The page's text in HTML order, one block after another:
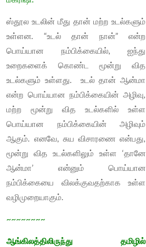
ஸ்தூல உடலின் மீது தான் மற்ற உடல்களும்
உள்ளன. “உடல் தான் நான்” என்ற
பொய்யான நம்பிக்கையில், ஐந்து
உறைகளைக் கொண்ட மூன்று வித
உடல்களும் உள்ளது. உடல் தான் ஆன்மா
என்ற பொய்யான நம்பிக்கையின் அழிவு,
மற்ற மூன்று வித உடல்களில் உள்ள
பொய்யான நம்பிக்கையின் அழிவும்
ஆகும். எனவே, சுய விசாரணை என்பது,
மூன்று வித உடல்களிலும் உள்ள ‘தானே
ஆன்மா’ என்னும் பொய்யான
நம்பிக்கையை விலக்குவதற்காக உள்ள
வழிமுறையாகும்.
~~~~~~~~
ஆங்கிலத்திலிருந்து தமிழில்